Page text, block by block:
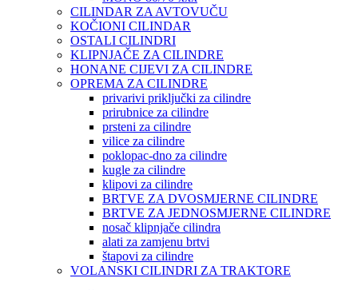
CILINDAR ZA AVTOVUČU
KOČIONI CILINDAR
OSTALI CILINDRI
KLIPNJAČE ZA CILINDRE
HONANE CIJEVI ZA CILINDRE
OPREMA ZA CILINDRE
privarivi priključki za cilindre
prirubnice za cilindre
prsteni za cilindre
vilice za cilindre
poklopac-dno za cilindre
kugle za cilindre
klipovi za cilindre
BRTVE ZA DVOSMJERNE CILINDRE
BRTVE ZA JEDNOSMJERNE CILINDRE
nosač klipnjače cilindra
alati za zamjenu brtvi
štapovi za cilindre
VOLANSKI CILINDRI ZA TRAKTORE